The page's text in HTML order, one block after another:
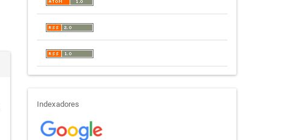
indexadores
Indexadores